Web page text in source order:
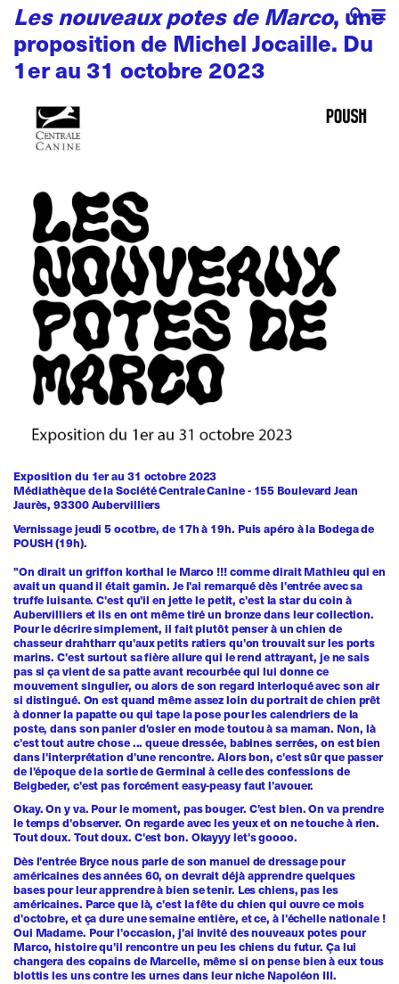
Les nouveaux potes de Marco, une
proposition de Michel Jocaille. Du
1er au 31 octobre 2023
Exposition du 1er au 31 octobre 2023
Médiathèque de la Société Centrale Canine - 155 Boulevard Jean
Jaurès, 93300 Aubervilliers
Vernissage jeudi 5 ocotbre, de 17h à 19h. Puis apéro à la Bodega de
POUSH (19h).
"On dirait un griffon korthal le Marco !!! comme dirait Mathieu qui en
avait un quand il était gamin. Je l'ai remarqué dès l'entrée avec sa
truffe luisante. C'est qu'il en jette le petit, c'est la star du coin à
Aubervilliers et ils en ont même tiré un bronze dans leur collection.
Pour le décrire simplement, il fait plutôt penser à un chien de
chasseur drahtharr qu'aux petits ratiers qu'on trouvait sur les ports
marins. C'est surtout sa fière allure qui le rend attrayant, je ne sais
pas si ça vient de sa patte avant recourbée qui lui donne ce
mouvement singulier, ou alors de son regard interloqué avec son air
si distingué. On est quand même assez loin du portrait de chien prêt
à donner la papatte ou qui tape la pose pour les calendriers de la
poste, dans son panier d'osier en mode toutou à sa maman. Non, là
c'est tout autre chose ... queue dressée, babines serrées, on est bien
dans l'interprétation d'une rencontre. Alors bon, c'est sûr que passer
de l'époque de la sortie de Germinal à celle des confessions de
Beigbeder, c'est pas forcément easy-peasy faut l'avouer.
Okay. On y va. Pour le moment, pas bouger. C'est bien. On va prendre
le temps d'observer. On regarde avec les yeux et on ne touche à rien.
Tout doux. Tout doux. C'est bon. Okayyy let's goooo.
Dès l'entrée Bryce nous parle de son manuel de dressage pour
américaines des années 60, on devrait déjà apprendre quelques
bases pour leur apprendre à bien se tenir. Les chiens, pas les
américaines. Parce que là, c'est la fête du chien qui ouvre ce mois
d'octobre, et ça dure une semaine entière, et ce, à l'échelle nationale !
Oui Madame. Pour l'occasion, j'ai invité des nouveaux potes pour
Marco, histoire qu'il rencontre un peu les chiens du futur. Ça lui
changera des copains de Marcelle, même si on pense bien à eux tous
blottis les uns contre les urnes dans leur niche Napoléon III.